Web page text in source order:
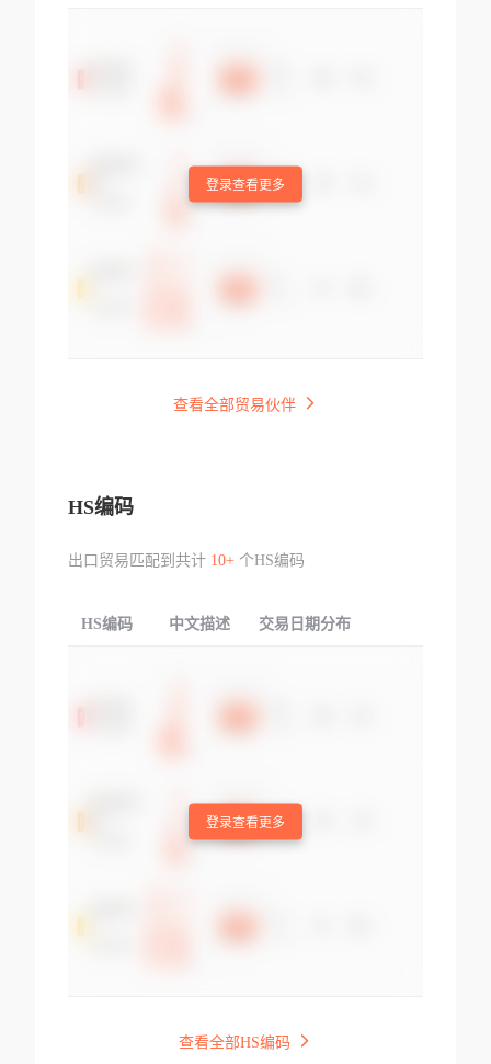
登录查看更多
查看全部贸易伙伴
HS编码
出口贸易匹配到共计 10+个HS编码
HS编码 中文描述 交易日期分布
登录查看更多
查看全部HS编码